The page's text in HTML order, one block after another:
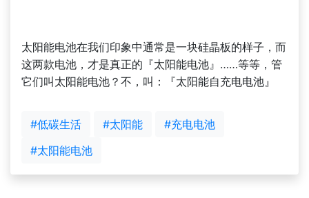
太阳能电池在我们印象中通常是一块硅晶板的样子，而
这两款电池，才是真正的『太阳能电池』……等等，管
它们叫太阳能电池？不，叫：『太阳能自充电电池』
#低碳生活 #太阳能
#充电电池
#太阳能电池